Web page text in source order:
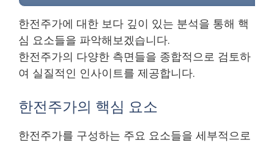
한전주가에 대한 보다 깊이 있는 분석을 통해 핵
심 요소들을 파악해보겠습니다.
한전주가의 다양한 측면들을 종합적으로 검토하
여 실질적인 인사이트를 제공합니다.
한전주가의 핵심 요소
한전주가를 구성하는 주요 요소들을 세부적으로